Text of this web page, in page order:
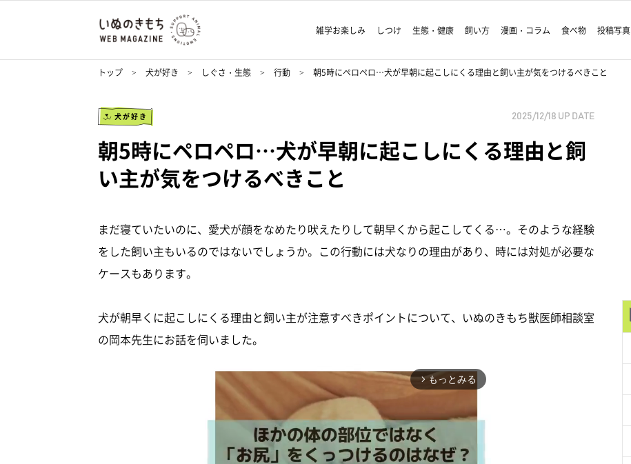
雑学お楽しみ しつけ 生態・健康 飼い方 漫画・コラム 食べ物 投稿写真
トップ 犬が好き しぐさ・生態 行動 朝5時にペロペロ…犬が早朝に起こしにくる理由と飼い主が気をつけるべきこと
犬が好き 2025/12/18 UP DATE
朝5時にペロペロ…犬が早朝に起こしにくる理由と飼
い主が気をつけるべきこと
まだ寝ていたいのに、愛犬が顔をなめたり吠えたりして朝早くから起こしてくる…。そのような経験
をした飼い主もいるのではないでしょうか。この行動には犬なりの理由があり、時には対処が必要な
ケースもあります。
犬が朝早くに起こしにくる理由と飼い主が注意すべきポイントについて、いぬのきもち獣医師相談室
の岡本先生にお話を伺いました。
arrow_forward_ios もっとみる